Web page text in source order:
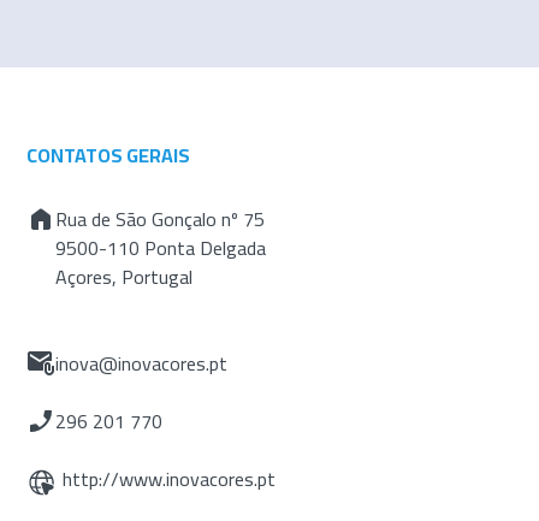
CONTATOS GERAIS
Rua de São Gonçalo nº 75
9500-110 Ponta Delgada
Açores, Portugal
inova@inovacores.pt
296 201 770
http://www.inovacores.pt